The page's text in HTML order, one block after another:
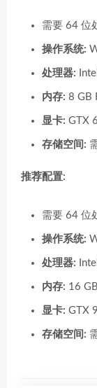
需要 64 位
操作系统:
处理器:
内存: 8 GB
显卡: GTX
存储空间:
推荐配置:
需要 64 位
操作系统:
处理器:
内存: 16
显卡: GTX
存储空间: